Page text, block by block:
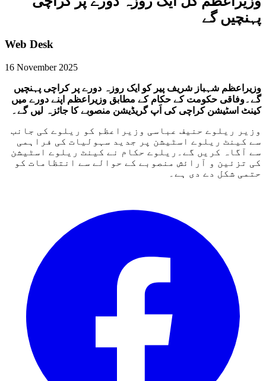
پہنچیں گے
Web Desk
16 November 2025
وزیراعظم شہباز شریف پیر کو ایک روزہ دورے پر کراچی پہنچیں
گے۔وفاقی حکومت کے حکام کے مطابق وزیراعظم اپنے دورے میں
کینٹ اسٹیشن کراچی کی اَپ گریڈیشن منصوبے کا جائزہ لیں گے۔
وزیر ریلوے حنیف عباسی وزیراعظم کو ریلوے کی جانب
سے کینٹ ریلوے اسٹیشن پر جدید سہولیات کی فراہمی
سے آگاہ کریں گے۔ریلوے حکام نے کینٹ ریلوے اسٹیشن
کی تزئین و آرائش منصوبے کے حوالے سے انتظامات کو
حتمی شکل دے دی ہے۔